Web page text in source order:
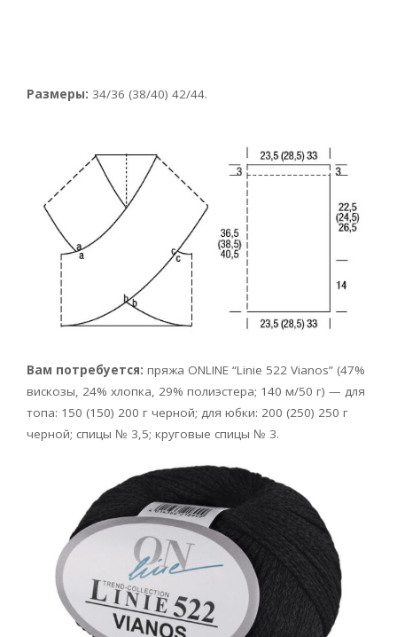
Размеры: 34/36 (38/40) 42/44.
Вам потребуется: пряжа ONLINE “Linie 522 Vianos” (47%
вискозы, 24% хлопка, 29% полиэстера; 140 м/50 г) — для
топа: 150 (150) 200 г черной; для юбки: 200 (250) 250 г
черной; спицы № 3,5; круговые спицы № 3.